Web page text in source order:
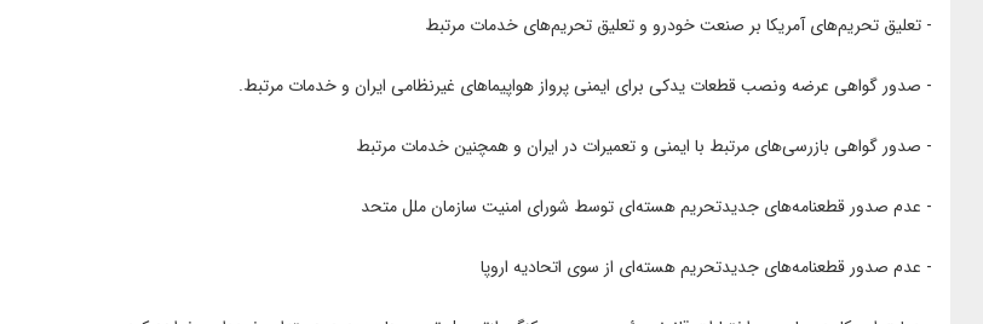
- تعلیق تحریم‌های آمریکا بر صنعت خودرو و تعلیق تحریم‌های خدمات مرتبط
- صدور گواهی عرضه ونصب قطعات یدکی برای ایمنی پرواز هواپیماهای غیرنظامی ایران و خدمات مرتبط.
- صدور گواهی بازرسی‌های مرتبط با ایمنی و تعمیرات در ایران و همچنین خدمات مرتبط
- عدم صدور قطعنامه‌های جدیدتحریم هسته‌ای توسط شورای امنیت سازمان ملل متحد
- عدم صدور قطعنامه‌های جدیدتحریم هسته‌ای از سوی اتحادیه اروپا